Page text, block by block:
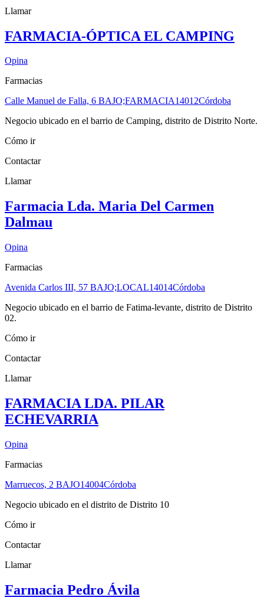
Llamar
FARMACIA-ÓPTICA EL CAMPING
Opina
Farmacias
Calle Manuel de Falla, 6 BAJO;FARMACIA14012Córdoba
Negocio ubicado en el barrio de Camping, distrito de Distrito Norte.
Cómo ir
Contactar
Llamar
Farmacia Lda. Maria Del Carmen
Dalmau
Opina
Farmacias
Avenida Carlos III, 57 BAJO;LOCAL14014Córdoba
Negocio ubicado en el barrio de Fatima-levante, distrito de Distrito
02.
Cómo ir
Contactar
Llamar
FARMACIA LDA. PILAR
ECHEVARRIA
Opina
Farmacias
Marruecos, 2 BAJO14004Córdoba
Negocio ubicado en el distrito de Distrito 10
Cómo ir
Contactar
Llamar
Farmacia Pedro Ávila